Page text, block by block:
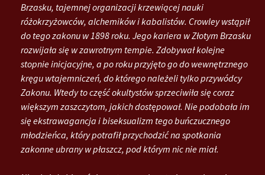
Brzasku, tajemnej organizacji krzewiącej nauki
różokrzyżowców, alchemików i kabalistów. Crowley wstąpił
do tego zakonu w 1898 roku. Jego kariera w Złotym Brzasku
rozwijała się w zawrotnym tempie. Zdobywał kolejne
stopnie inicjacyjne, a po roku przyjęto go do wewnętrznego
kręgu wtajemniczeń, do którego należeli tylko przywódcy
Zakonu. Wtedy to część okultystów sprzeciwiła się coraz
większym zaszczytom, jakich dostępował. Nie podobała im
się ekstrawagancja i biseksualizm tego buńczucznego
młodzieńca, który potrafił przychodzić na spotkania
zakonne ubrany w płaszcz, pod którym nic nie miał.